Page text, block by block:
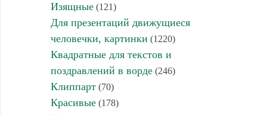
Изящные(121)
Для презентаций движущиеся
человечки, картинки (1220)
Квадратные для текстов и
поздравлений в ворде(246)
Клиппарт(70)
Красивые(178)